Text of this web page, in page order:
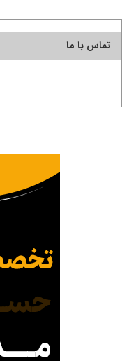
تماس با ما